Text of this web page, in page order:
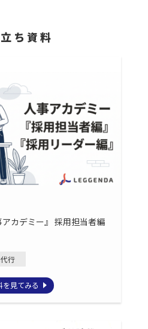
ち資料
カデミー』 採用担当者編
行
を見てみる